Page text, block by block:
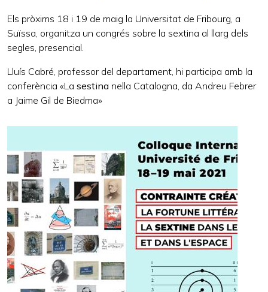
Els pròxims 18 i 19 de maig la Universitat de Fribourg, a
Suïssa, organitza un congrés sobre la sextina al llarg dels
segles, presencial.
Lluís Cabré, professor del departament, hi participa amb la
conferència «La sestina nella Catalogna, da Andreu Febrer
a Jaime Gil de Biedma»